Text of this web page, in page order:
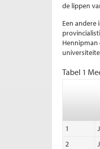
de lippen
Een
Hennipman
Tabel 1
1
2